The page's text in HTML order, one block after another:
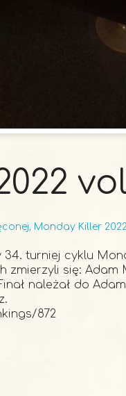
, Monday Killer
34. turniej cyklu
zmierzyli się:
należał do
872